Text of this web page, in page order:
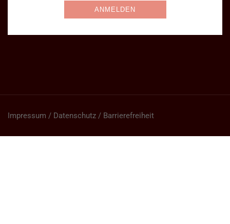
Impressum / Datenschutz / Barrierefreiheit